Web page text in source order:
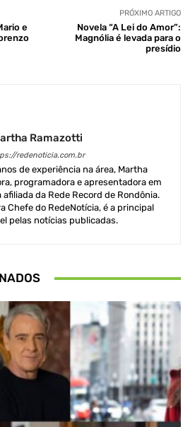
e
PRÓXIMO ARTIGO
Novela “A Lei do Amor”:
Magnólia é levada para o
presídio
Ramazotti
redenoticia.com.br
de experiência na área, Martha
programadora e apresentadora em
da Rede Record de Rondônia.
Chefe do RedeNotícia, é a principal
pelas notícias publicadas.